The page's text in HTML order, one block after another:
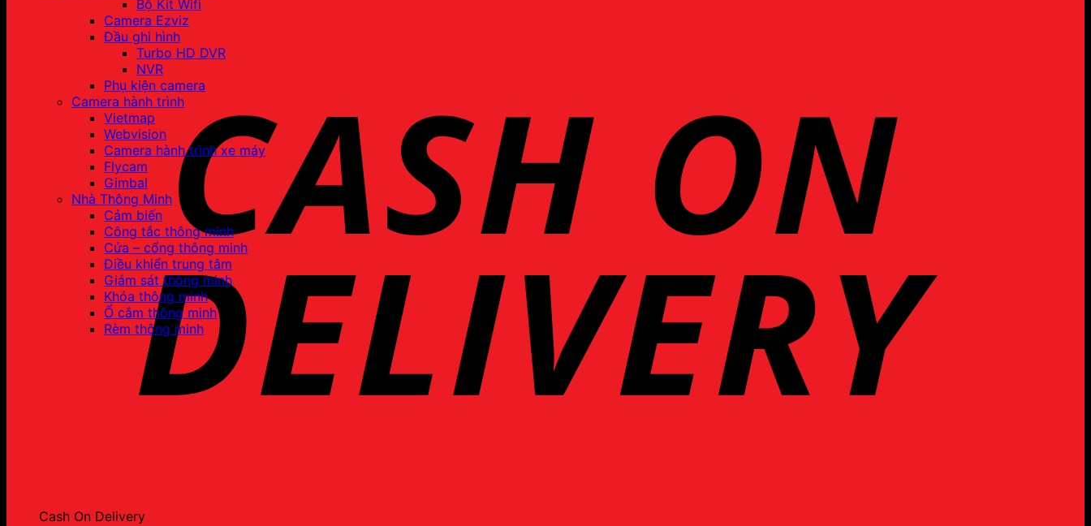
Cash On Delivery
Bộ Kit Wifi
Camera Ezviz
Đầu ghi hình
Turbo HD DVR
NVR
Phụ kiện camera
Camera hành trình
Vietmap
Webvision
Camera hành trình xe máy
Flycam
Gimbal
Nhà Thông Minh
Cảm biến
Công tắc thông minh
Cửa – cổng thông minh
Điều khiển trung tâm
Giám sát thông minh
Khóa thông minh
Ổ cắm thông minh
Rèm thông minh